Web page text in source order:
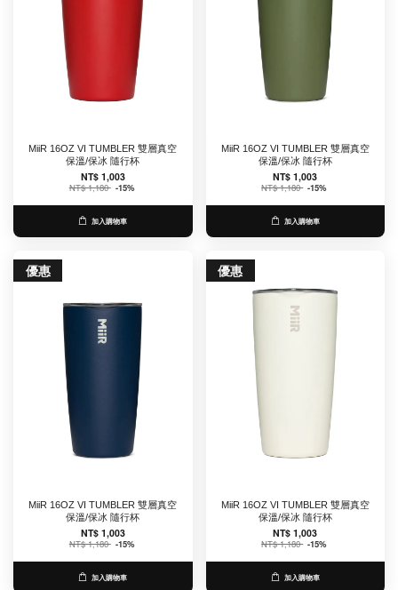
MiiR 16OZ VI TUMBLER 雙層真空
保溫/保冰 隨行杯
NT$ 1,003
NT$ 1,180 -15%
加入購物車
MiiR 16OZ VI TUMBLER 雙層真空
保溫/保冰 隨行杯
NT$ 1,003
NT$ 1,180 -15%
加入購物車
優惠
MiiR 16OZ VI TUMBLER 雙層真空
保溫/保冰 隨行杯
NT$ 1,003
NT$ 1,180 -15%
加入購物車
優惠
MiiR 16OZ VI TUMBLER 雙層真空
保溫/保冰 隨行杯
NT$ 1,003
NT$ 1,180 -15%
加入購物車